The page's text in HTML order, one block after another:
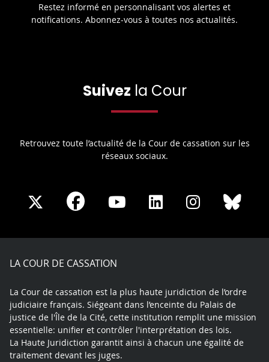
Restez informé en personnalisant vos alertes et
notifications. Abonnez-vous à toutes nos actualités.
Suivez la Cour
Retrouvez toute l’actualité de la Cour de cassation sur les
réseaux sociaux.
Share
X
Share
Facebook
Share
Youtube
Share
LinkedIn
Share
Instagram
LA COUR DE CASSATION
La Cour de cassation est la plus haute juridiction de l’ordre
judiciaire français. Siégeant dans l’enceinte du Palais de
justice de l'Île de la Cité, cette institution remplit une mission
essentielle: unifier et contrôler l'interprétation des lois.
La Haute Juridiction garantit ainsi à chacun une égalité de
traitement devant les juges.